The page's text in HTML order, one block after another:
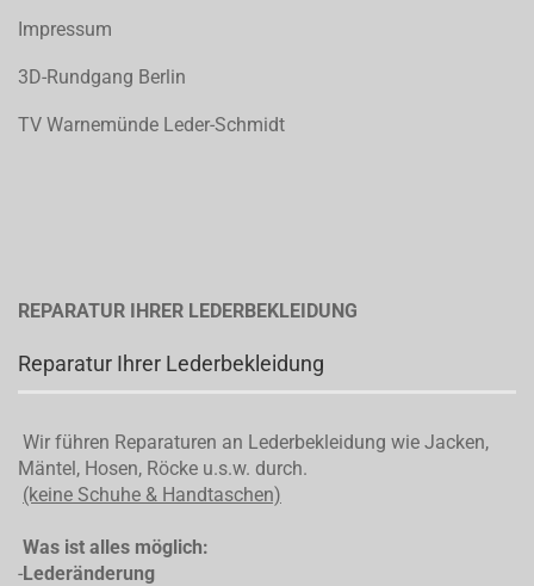
Impressum
3D-Rundgang Berlin
TV Warnemünde Leder-Schmidt
REPARATUR IHRER LEDERBEKLEIDUNG
Reparatur Ihrer Lederbekleidung
Wir führen Reparaturen an Lederbekleidung wie Jacken,
Mäntel, Hosen, Röcke u.s.w. durch.
(keine Schuhe & Handtaschen)
Was ist alles möglich:
-Lederänderung